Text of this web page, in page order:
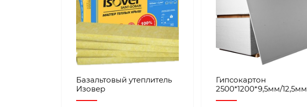
Базальтовый утеплитель
Изовер
Гипсокартон
2500*1200*9,5мм/12,5мм